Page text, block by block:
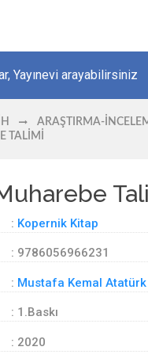
ARAŞTIRMA-
TALIMI
: Kopernik Kitap
: 9786056966231
: Mustafa Kemal Atatürk
: 1.Baskı
: 2020